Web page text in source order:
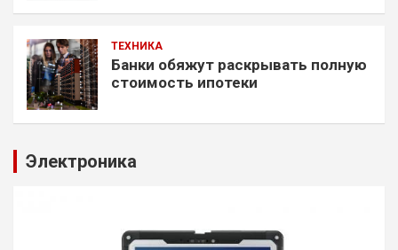
ТЕХНИКА
Банки обяжут раскрывать полную
стоимость ипотеки
Электроника